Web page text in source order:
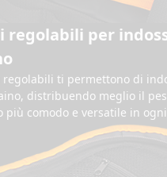
regolabili per
regolabili ti permettono di
distribuendo meglio il
più comodo e versatile in